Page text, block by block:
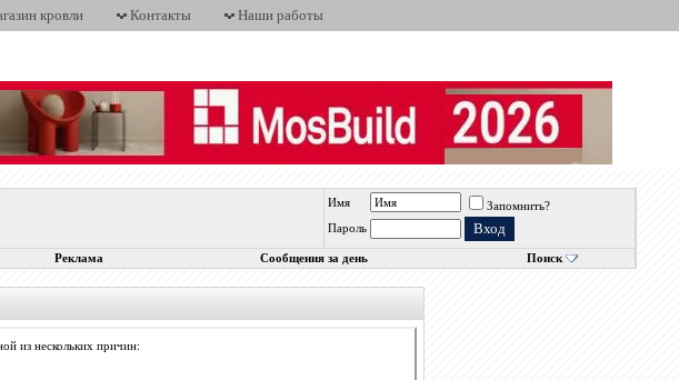
кровли Контакты Наши работы
Имя
Запомнить?
Пароль
Реклама Сообщения за день Поиск
из нескольких причин: